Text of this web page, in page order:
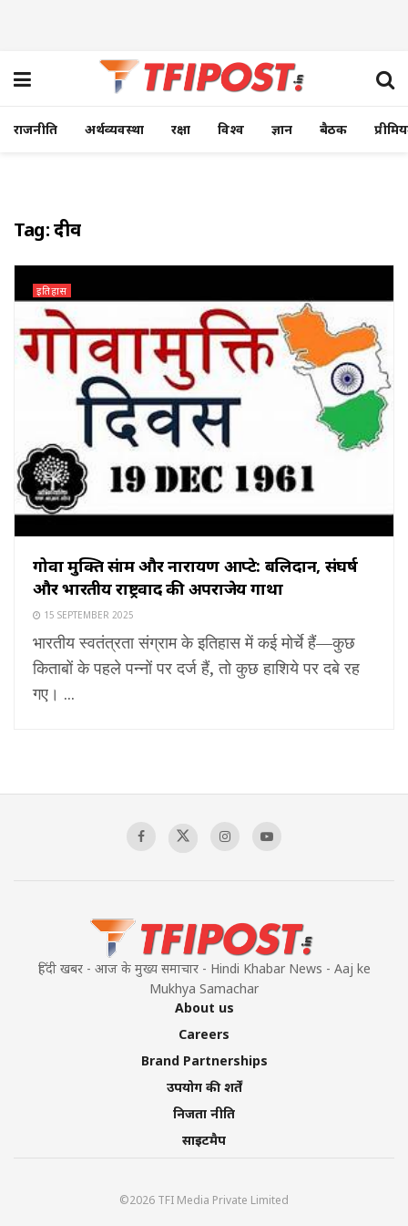
राजनीति अर्थव्यवस्था रक्षा विश्व ज्ञान बैठक
Tag:दीव
इतिहास
गोवा मुक्ति संग्राम और नारायण आप्टे: बलिदान, संघर्ष
और भारतीय राष्ट्रवाद की अपराजेय गाथा
15 SEPTEMBER 2025
भारतीय स्वतंत्रता संग्राम के इतिहास में कई मोर्चे हैं—कुछ
किताबों के पहले पन्नों पर दर्ज हैं, तो कुछ हाशिये पर दबे रह
गए। ...
हिंदी खबर - आज के मुख्य समाचार - Hindi Khabar News - Aaj ke
Mukhya Samachar
About us
Careers
Brand Partnerships
उपयोग की शर्तें
निजता नीति
साइटमैप
©2026 TFI Media Private Limited